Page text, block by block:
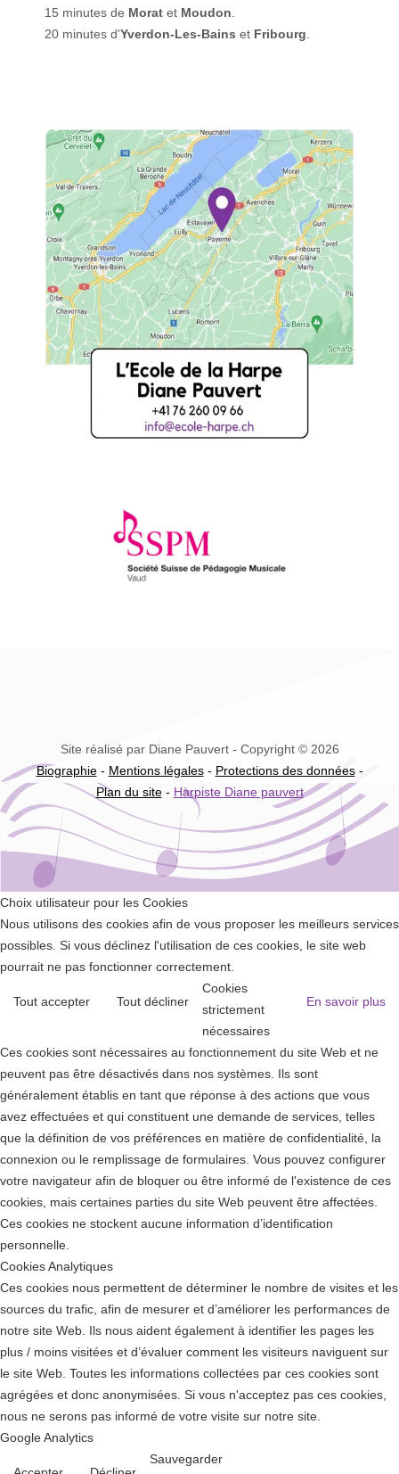
15 minutes de Morat et Moudon
20 minutes d'Yverdon-Les-Bains et Fribourg
Site réalisé par Diane Pauvert - Copyright © 2026
Biographie- Mentions légales- Protections des données-
Plan du site- Harpiste Diane pauvert
Choix utilisateur pour les Cookies
Nous utilisons des cookies afin de vous proposer les meilleurs services
possibles. Si vous déclinez l'utilisation de ces cookies, le site web
pourrait ne pas fonctionner correctement.
Tout accepter Tout décliner En savoir plus
Cookies
strictement
nécessaires
Ces cookies sont nécessaires au fonctionnement du site Web et ne
peuvent pas être désactivés dans nos systèmes. Ils sont
généralement établis en tant que réponse à des actions que vous
avez effectuées et qui constituent une demande de services, telles
que la définition de vos préférences en matière de confidentialité, la
connexion ou le remplissage de formulaires. Vous pouvez configurer
votre navigateur afin de bloquer ou être informé de l'existence de ces
cookies, mais certaines parties du site Web peuvent être affectées.
Ces cookies ne stockent aucune information d’identification
personnelle.
Cookies Analytiques
Ces cookies nous permettent de déterminer le nombre de visites et les
sources du trafic, afin de mesurer et d’améliorer les performances de
notre site Web. Ils nous aident également à identifier les pages les
plus / moins visitées et d’évaluer comment les visiteurs naviguent sur
le site Web. Toutes les informations collectées par ces cookies sont
agrégées et donc anonymisées. Si vous n'acceptez pas ces cookies,
nous ne serons pas informé de votre visite sur notre site.
Google Analytics
Sauvegarder